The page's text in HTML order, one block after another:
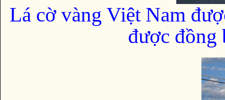
Lá cờ vàng Việt Nam
được đồng